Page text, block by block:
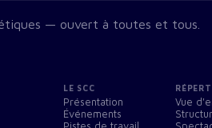
— ouvert à toutes et tous.
LE SCC
Présentation
Événements
Vue